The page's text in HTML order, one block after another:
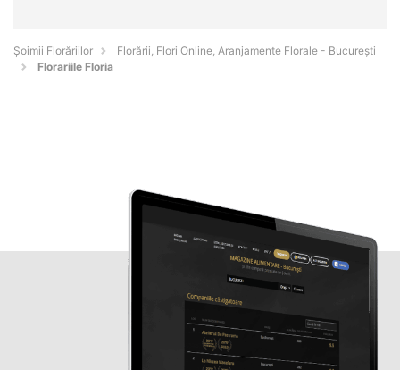
Șoimii Florăriilor
Florării, Flori Online, Aranjamente Florale - Bucureşti
Florariile Floria